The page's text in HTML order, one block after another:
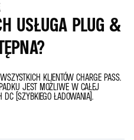
USŁUGA PLUG &
KLIENTÓW CHARGE PASS.
JEST MOŻLIWE W CAŁEJ
DC (SZYBKIEGO ŁADOWANIA).